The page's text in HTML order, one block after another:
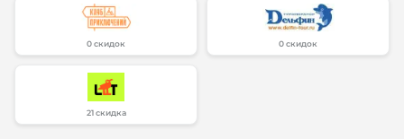
0 скидок 0 скидок
21 скидка